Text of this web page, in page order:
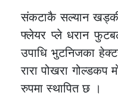
संकटाकै सल्यान खड्की
फ्लेयर प्ले धरान
उपाधि भुटनिजका
रारा पोखरा गोल्डकप
रुपमा स्थापित छ ।